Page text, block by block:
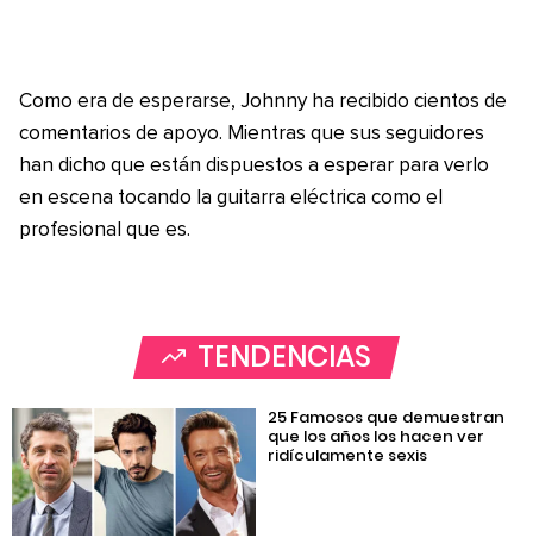
Como era de esperarse, Johnny ha recibido cientos de
comentarios de apoyo. Mientras que sus seguidores
han dicho que están dispuestos a esperar para verlo
en escena tocando la guitarra eléctrica como el
profesional que es.
TENDENCIAS
25 Famosos que demuestran
que los años los hacen ver
ridículamente sexis